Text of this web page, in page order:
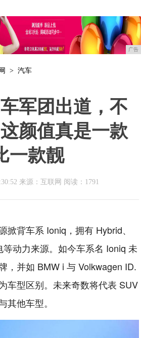
广告
>汽车
军团出道，不
颜值真是一款
一款靓
来源：互联网 阅读：1791
掀背车系 Ioniq，拥有 Hybrid、
动力来源。如今车系名 Ioniq 未
，并如 BMW i 与 Volkwagen ID.
车型区别。未来奇数将代表 SUV
其他车型。